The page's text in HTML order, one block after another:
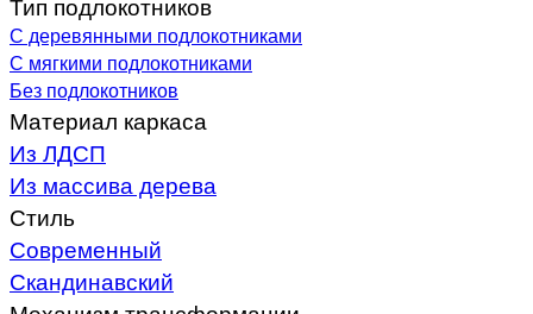
С деревянными подлокотниками
С мягкими подлокотниками
Без подлокотников
Материал каркаса
Из ЛДСП
Из массива дерева
Стиль
Современный
Скандинавский